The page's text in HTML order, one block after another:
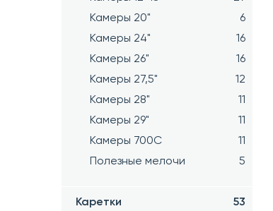
Камеры 20"
6
Камеры 24"
16
Камеры 26"
16
Камеры 27,5"
12
Камеры 28"
11
Камеры 29"
11
Камеры 700C
11
Полезные мелочи
5
Каретки 53